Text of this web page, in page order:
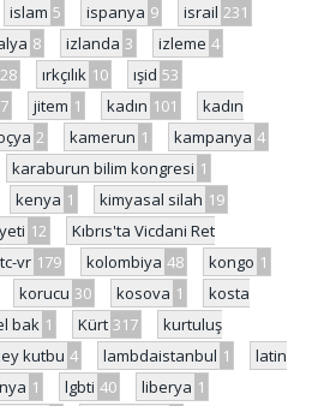
islam 5 ispanya 9 israil 231
8 izlanda 3 izleme 4
28 ırkçılık 10 ışid 53
jitem 1 kadın 101
kadın
2 kamerun 1 kampanya 4
karaburun bilim kongresi 1
kenya 1 kimyasal silah 19
12
Kıbrıs'ta Vicdani Ret
vr 179 kolombiya 48 kongo 1
korucu 30 kosova 1
kosta
bak 1 Kürt 317
kurtuluş
kutbu 4 lambdaistanbul 1
latin
1 lgbti 40 liberya 1